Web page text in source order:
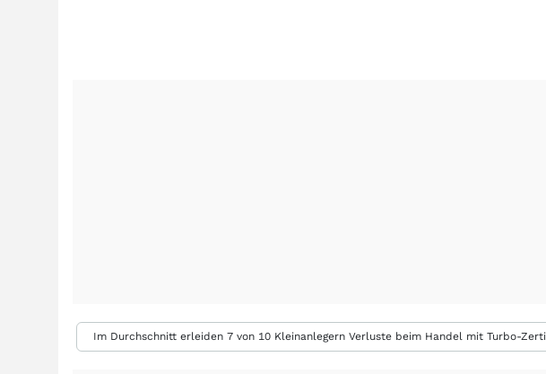
Im Durchschnitt erleiden 7 von 10 Kleinanlegern Verluste beim Handel mit Turbo-